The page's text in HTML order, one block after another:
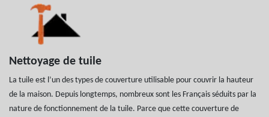
Nettoyage de tuile
La tuile est l’un des types de couverture utilisable pour couvrir la hauteur
de la maison. Depuis longtemps, nombreux sont les Français séduits par la
nature de fonctionnement de la tuile. Parce que cette couverture de